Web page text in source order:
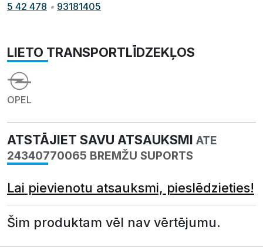
5 42 478 • 93181405
LIETO TRANSPORTLĪDZEKĻOS
OPEL
ATSTĀJIET SAVU ATSAUKSMI ATE
24340770065 BREMŽU SUPORTS
Lai pievienotu atsauksmi, pieslēdzieties!
Šim produktam vēl nav vērtējumu.